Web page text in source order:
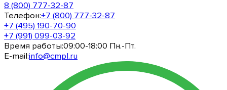
8 (800) 777-32-87
Телефон:+7 (800) 777-32-87
+7 (495) 190-70-90
+7 (991) 099-03-92
Время работы:09:00-18:00 Пн.-Пт.
E-mail:info@cmpl.ru